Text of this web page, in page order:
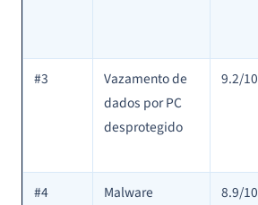
#3
Vazamento de
dados por PC
desprotegido
9.2/10
#4
Malware
8.9/10